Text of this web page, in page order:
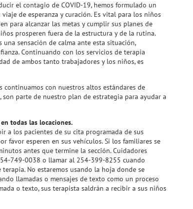
el contagio de COVID-19, hemos formulado un
de esperanza y curación. Es vital para los niños
para alcanzar las metas y cumplir sus planes de
prosperen fuera de la estructura y de la rutina.
sensación de calma ante esta situación,
Continuando con los servicios de terapia
de ambos tanto trabajadores y los niños, es
continuamos con nuestros altos estándares de
parte de nuestro plan de estrategia para ayudar a
todas las locaciones.
a los pacientes de su cita programada de sus
favor esperen en sus vehículos. Si los familiares se
antes que termine la sección. Cuidadores
749-0038 o llamar al 254-399-8255 cuando
No estaremos usando la hoja donde se
llamadas o mensajes de texto como un proceso
o texto, sus terapista saldrán a recibir a sus niños